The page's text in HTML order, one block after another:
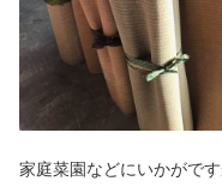
家庭菜園などにいかがです